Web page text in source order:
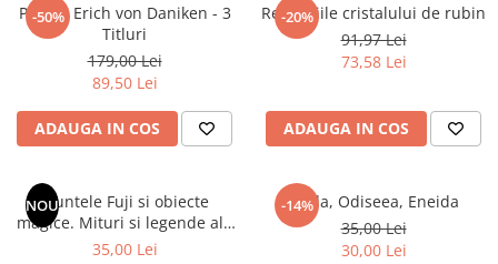
Chiromantie
Dezvoltare Spirituala
KidConnection
Minte Corp
New Illuminati Files
Numerologie
Paranormal
Parapsihologie
-50%
Pachet Erich von Daniken - 3
Titluri
179,00 Lei
89,50 Lei
ADAUGA IN COS
-20%
Revelatiile cristalului de rubin
91,97 Lei
73,58 Lei
ADAUGA IN COS
NOUMuntele Fuji si obiecte
magice. Mituri si legende ale
Japoniei
35,00 Lei
-14%
Iliada, Odiseea, Eneida
35,00 Lei
30,00 Lei